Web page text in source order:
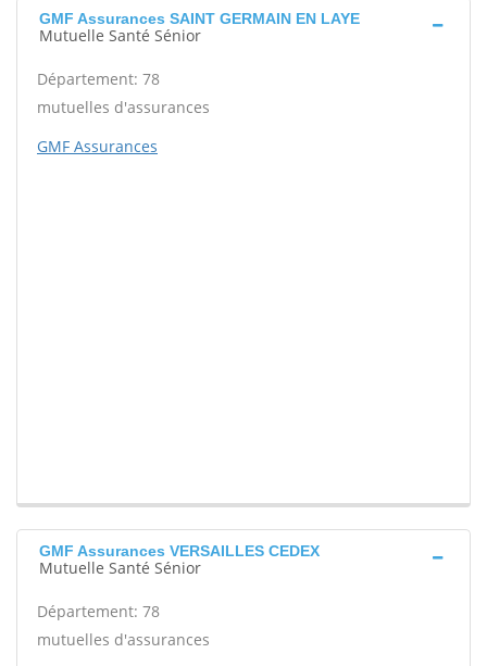
GMF Assurances SAINT GERMAIN EN LAYE
Mutuelle Santé Sénior
Département: 78
mutuelles d'assurances
GMF Assurances
GMF Assurances VERSAILLES CEDEX
Mutuelle Santé Sénior
Département: 78
mutuelles d'assurances